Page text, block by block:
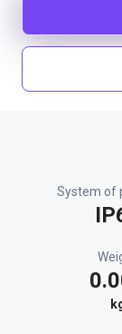
System of